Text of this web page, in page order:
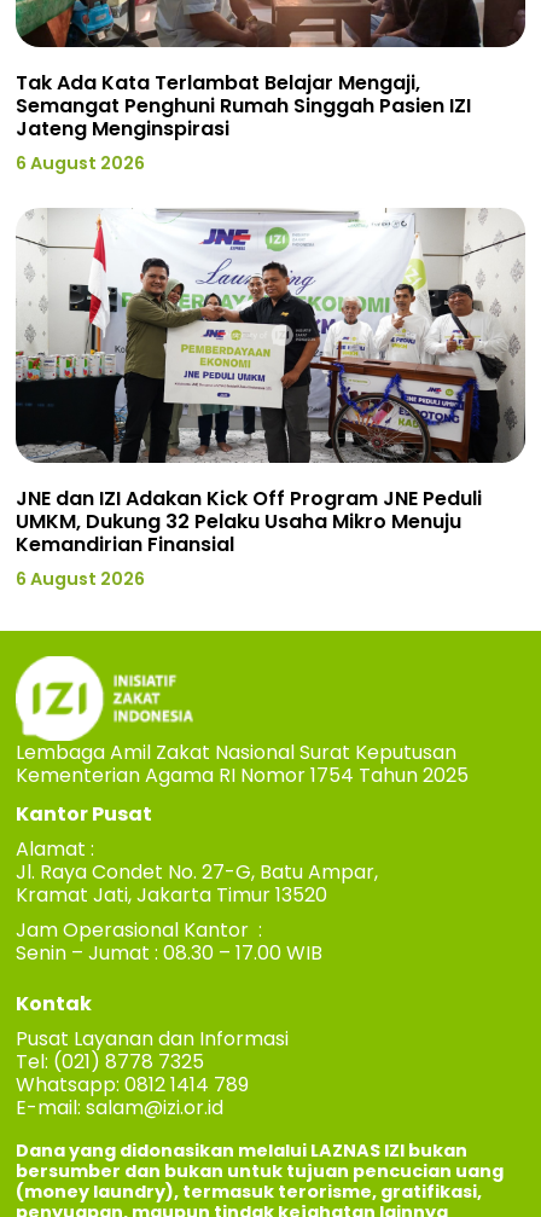
Tak Ada Kata Terlambat Belajar Mengaji,
Semangat Penghuni Rumah Singgah Pasien IZI
Jateng Menginspirasi
6 August 2026
JNE dan IZI Adakan Kick Off Program JNE Peduli
UMKM, Dukung 32 Pelaku Usaha Mikro Menuju
Kemandirian Finansial
6 August 2026
Lembaga Amil Zakat Nasional Surat Keputusan
Kementerian Agama RI Nomor 1754 Tahun 2025
Kantor Pusat
Alamat :
Jl. Raya Condet No. 27-G, Batu Ampar,
Kramat Jati, Jakarta Timur 13520
Jam Operasional Kantor :
Senin – Jumat : 08.30 – 17.00 WIB
Kontak
Pusat Layanan dan Informasi
Tel: (021) 8778 7325
Whatsapp: 0812 1414 789
E-mail:salam@izi.or.id
Dana yang didonasikan melalui LAZNAS IZI bukan
bersumber dan bukan untuk tujuan pencucian uang
(money laundry), termasuk terorisme, gratifikasi,